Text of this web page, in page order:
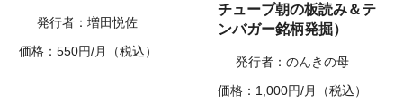
発行者：増田悦佐
価格：550円/月（税込）
チューブ朝の板読み＆テ
ンバガー銘柄発掘）
発行者：のんきの母
価格：1,000円/月（税込）